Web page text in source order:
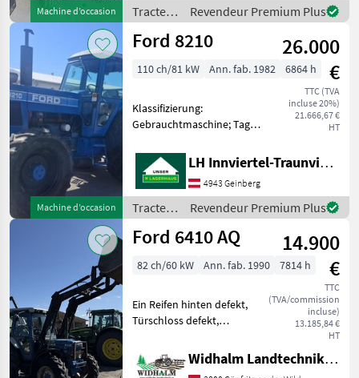
Machine d’occasion
Kühlers
Tracteurs
/ Ford
Revendeur Premium Plus
Machine d’occasion
Ford 8210
26.000
€
TTC (TVA
incluse 20%)
21.666,67 €
HT
110 ch/81 kW Ann. fab. 1982 6864 h
Klassifizierung:
Gebrauchtmaschine; Tag
26.04.1981; Getriebetyp:
Teillastschaltgetriebe;
Name des Getriebes:
Schaltgetriebe mit
Lastschaltstufe; H
LH Innviertel-Traunviertel-Urfahr eGen, Geinberg
4943 Geinberg
Tracteurs
/ Ford
Revendeur Premium Plus
Ford 6410 AQ
14.900
€
TTC
(TVA/commission
incluse)
13.185,84 €
HT
82 ch/60 kW Ann. fab. 1990 7814 h
Ein Reifen hinten defekt,
Türschloss defekt,
Kontaktfehler , hydr.
Oberlenker, gültige
Widhalm Landtechnik GmbH